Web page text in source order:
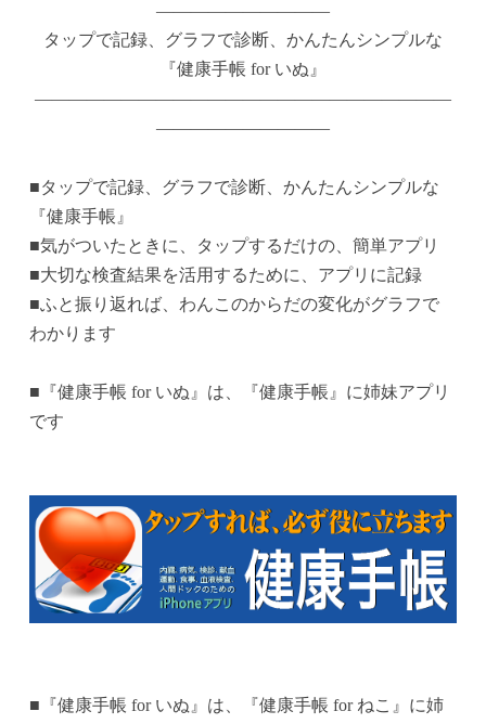
——————————
タップで記録、グラフで診断、かんたんシンプルな
『健康手帳 for いぬ』
————————————————————————
——————————
■タップで記録、グラフで診断、かんたんシンプルな
『健康手帳』
■気がついたときに、タップするだけの、簡単アプリ
■大切な検査結果を活用するために、アプリに記録
■ふと振り返れば、わんこのからだの変化がグラフで
わかります
■『健康手帳 for いぬ』は、『健康手帳』に姉妹アプリ
です
■『健康手帳 for いぬ』は、『健康手帳 for ねこ』に姉